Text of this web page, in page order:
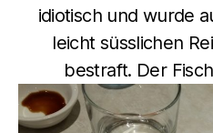
idiotisch und wurde
leicht süsslichen
bestraft. Der